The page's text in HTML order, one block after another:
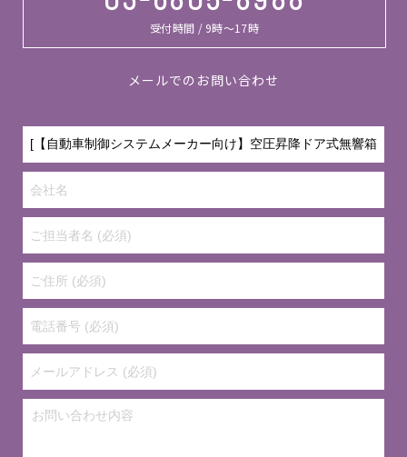
受付時間 / 9時～17時
メールでのお問い合わせ